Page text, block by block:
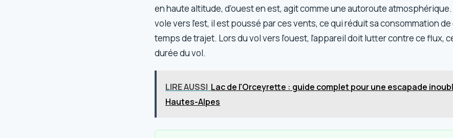
en haute altitude, d’ouest en est, agit comme une autoroute atmosphérique.
vole vers l’est, il est poussé par ces vents, ce qui réduit sa consommation
temps de trajet. Lors du vol vers l’ouest, l’appareil doit lutter contre ce flux,
durée du vol.
LIRE AUSSI Lac de l'Orceyrette : guide complet pour une escapade
Hautes-Alpes